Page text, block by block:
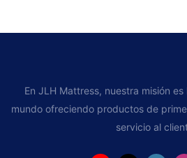
En JLH Mattress, nuestra misión
mundo ofreciendo productos de
servicio al